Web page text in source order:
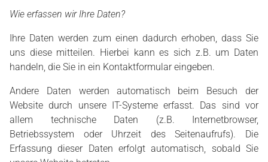
Wie erfassen wir Ihre Daten?
Ihre Daten werden zum einen dadurch erhoben, dass Sie
uns diese mitteilen. Hierbei kann es sich z.B. um Daten
handeln, die Sie in ein Kontaktformular eingeben.
Andere Daten werden automatisch beim Besuch der
Website durch unsere IT-Systeme erfasst. Das sind vor
allem technische Daten (z.B. Internetbrowser,
Betriebssystem oder Uhrzeit des Seitenaufrufs). Die
Erfassung dieser Daten erfolgt automatisch, sobald Sie